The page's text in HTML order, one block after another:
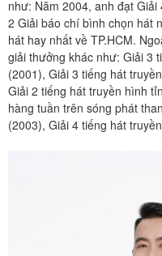
như: Năm 2004, anh đạt
2 Giải báo chí bình chọn hát
hát hay nhất về TP.HCM.
giải thưởng khác như: Giải 3
(2001), Giải 3 tiếng hát
Giải 2 tiếng hát truyền hình
hàng tuần trên sóng phát
(2003), Giải 4 tiếng hát